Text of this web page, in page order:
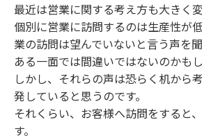
最近は営業に関する考え方も大きく
個別に営業に訪問するのは生産性が
業の訪問は望んでいないと言う声を聞
ある一面では間違いではないのかも
しかし、それらの声は恐らく机から
発していると思うのです。
それくらい、お客様へ訪問をすると
す。